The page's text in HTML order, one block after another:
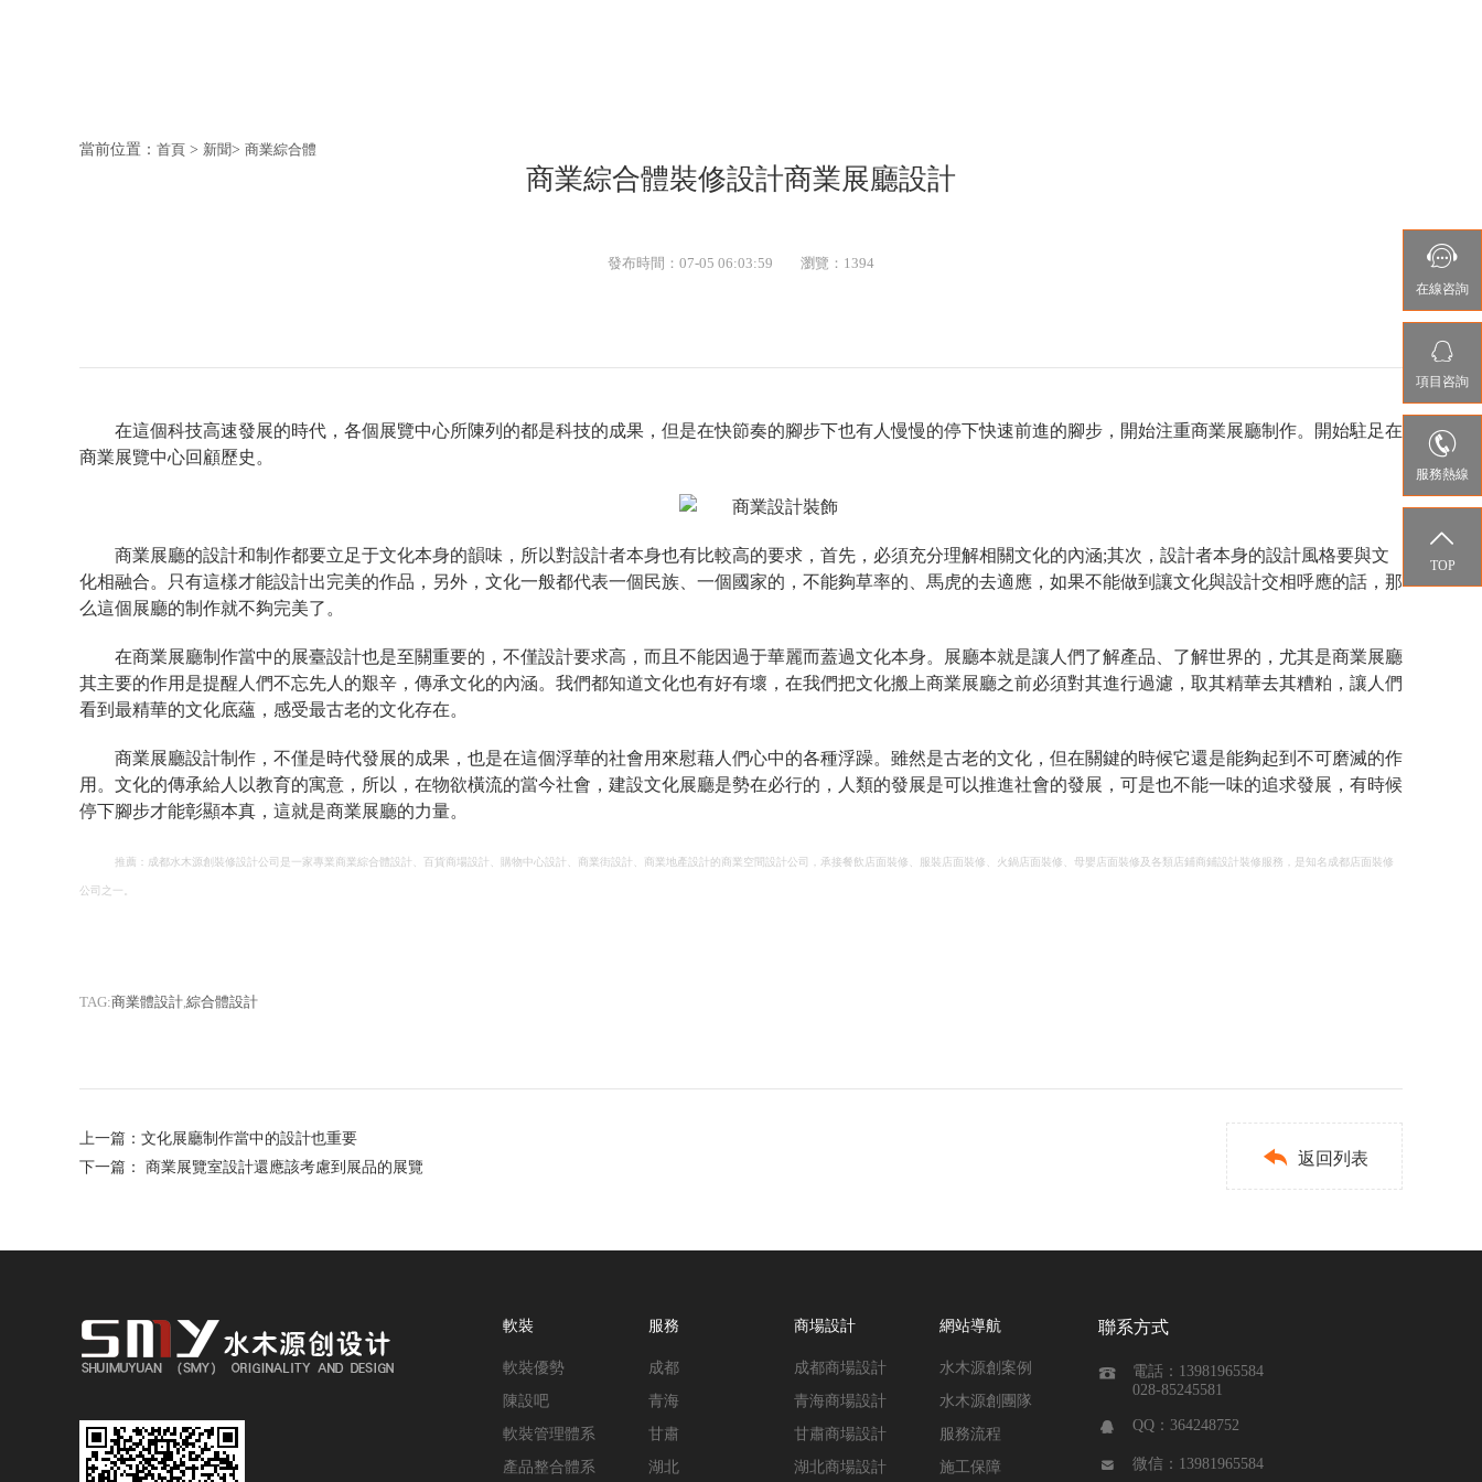
當前位置： 首頁 > 新聞> 商業綜合體
商業綜合體裝修設計商業展廳設計
發布時間：07-05 06:03:59 瀏覽：1394
在這個科技高速發展的時代，各個展覽中心所陳列的都是科技的成果，但是在快節奏的腳步下也有人慢慢的停下快速前進的腳步，開始注重商業展廳制作。開始駐足在
商業展覽中心回顧歷史。
商業展廳的設計和制作都要立足于文化本身的韻味，所以對設計者本身也有比較高的要求，首先，必須充分理解相關文化的內涵;其次，設計者本身的設計風格要與文
化相融合。只有這樣才能設計出完美的作品，另外，文化一般都代表一個民族、一個國家的，不能夠草率的、馬虎的去適應，如果不能做到讓文化與設計交相呼應的話，那
么這個展廳的制作就不夠完美了。
在商業展廳制作當中的展臺設計也是至關重要的，不僅設計要求高，而且不能因過于華麗而蓋過文化本身。展廳本就是讓人們了解產品、了解世界的，尤其是商業展廳
其主要的作用是提醒人們不忘先人的艱辛，傳承文化的內涵。我們都知道文化也有好有壞，在我們把文化搬上商業展廳之前必須對其進行過濾，取其精華去其糟粕，讓人們
看到最精華的文化底蘊，感受最古老的文化存在。
商業展廳設計制作，不僅是時代發展的成果，也是在這個浮華的社會用來慰藉人們心中的各種浮躁。雖然是古老的文化，但在關鍵的時候它還是能夠起到不可磨滅的作
用。文化的傳承給人以教育的寓意，所以，在物欲橫流的當今社會，建設文化展廳是勢在必行的，人類的發展是可以推進社會的發展，可是也不能一味的追求發展，有時候
停下腳步才能彰顯本真，這就是商業展廳的力量。
推薦：成都水木源創裝修設計公司是一家專業商業綜合體設計、百貨商場設計、購物中心設計、商業街設計、商業地產設計的商業空間設計公司，承接餐飲店面裝修、服裝店面裝修、火鍋店面裝修、母嬰店面裝修及各類店鋪商鋪設計裝修服務，是知名成都店面裝修
公司之一。
TAG:商業體設計,綜合體設計
上一篇： 文化展廳制作當中的設計也重要
下一篇： 商業展覽室設計還應該考慮到展品的展覽  返回列表
網站導航
水木源創案例
水木源創團隊
服務流程
施工保障
商場設計
成都商場設計
青海商場設計
甘肅商場設計
湖北商場設計
服務
成都
青海
甘肅
湖北
軟裝
軟裝優勢
陳設吧
軟裝管理體系
產品整合體系
聯系方式

電話：13981965584
028-85245581
 QQ：364248752
 微信：13981965584

在線咨詢

項目咨詢

服務熱線

TOP